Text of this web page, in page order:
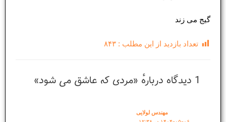
گیج می زند
تعداد بازدید از این مطلب : ۸۴۳
1 دیدگاه دربارهٔ «مردی که عاشق می شود»
مهندس لولایی